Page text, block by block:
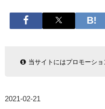
当サイトにはプロモーショ
2021-02-21